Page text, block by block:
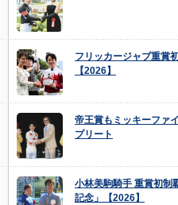
フリッカージャブ重賞
【2026】
帝王賞もミッキーファ
プリート
小林美駒騎手 重賞初制
記念」【2026】